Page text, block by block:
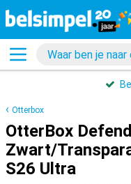
Otterbox
OtterBox
Zwart/
S26 Ultra